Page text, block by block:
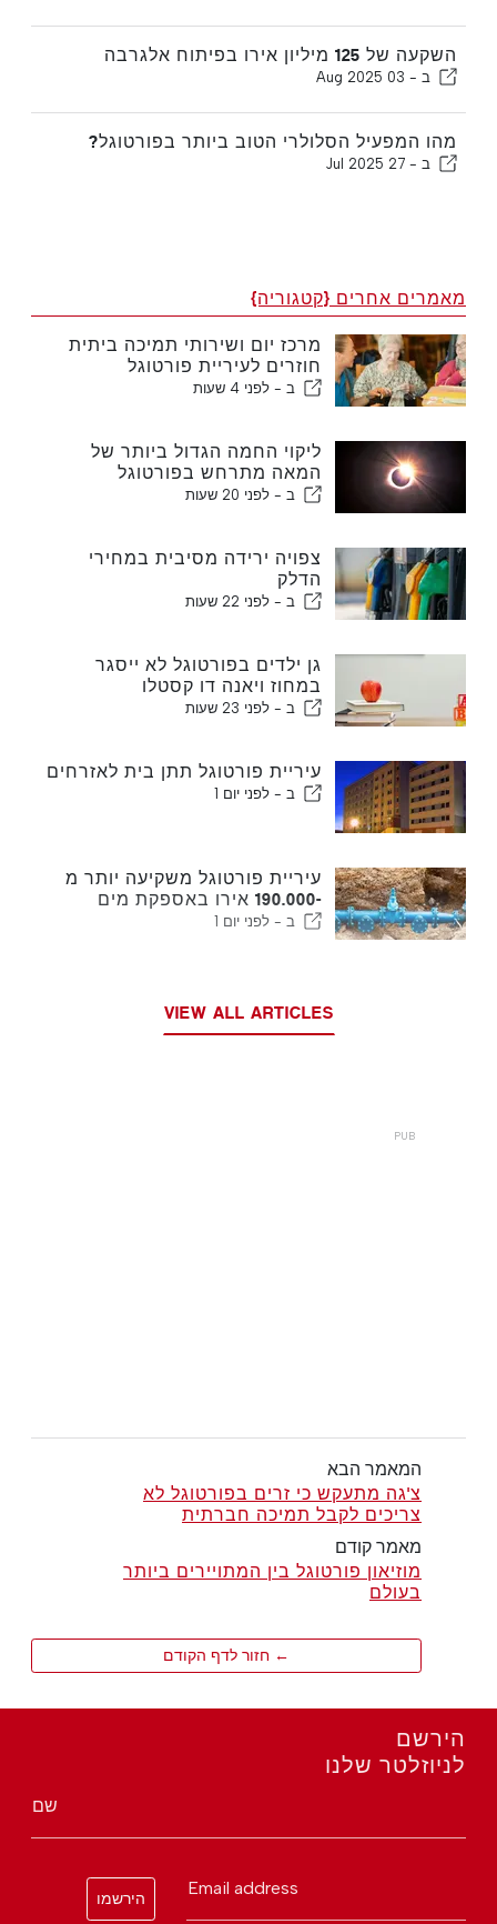
השקעה של 125 מיליון אירו בפיתוח אלגרבה
ב - 03 Aug 2025
מהו המפעיל הסלולרי הטוב ביותר בפורטוגל?
ב - 27 Jul 2025
מאמרים אחרים {קטגוריה}
מרכז יום ושירותי תמיכה ביתית
חוזרים לעיריית פורטוגל
ב - לפני 4 שעות
ליקוי החמה הגדול ביותר של
המאה מתרחש בפורטוגל
ב - לפני 20 שעות
צפויה ירידה מסיבית במחירי
הדלק
ב - לפני 22 שעות
גן ילדים בפורטוגל לא ייסגר
במחוז ויאנה דו קסטלו
ב - לפני 23 שעות
עיריית פורטוגל תתן בית לאזרחים
ב - לפני יום 1
עיריית פורטוגל משקיעה יותר מ
-190.000 אירו באספקת מים
ב - לפני יום 1
VIEW ALL ARTICLES
המאמר הבא
צ'גה מתעקש כי זרים בפורטוגל לא
צריכים לקבל תמיכה חברתית
מאמר קודם
מוזיאון פורטוגל בין המתויירים ביותר
בעולם
← חזור לדף הקודם
הירשם
לניוזלטר שלנו
שם
Email address
הירשמו